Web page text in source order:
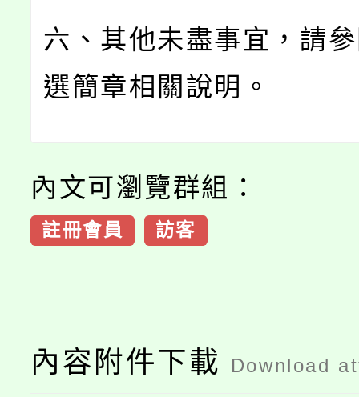
六、其他未盡事宜，請
選簡章相關說明。
內文可瀏覽群組：
註冊會員 訪客
內容附件下載 Download